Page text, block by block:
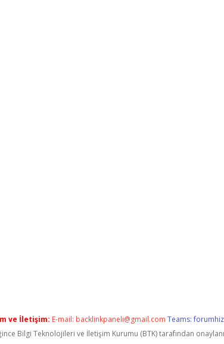
ve İletişim: E-mail: backlinkpaneli@gmail.com Teams:
Bilgi Teknolojileri ve İletişim Kurumu (BTK) tarafından